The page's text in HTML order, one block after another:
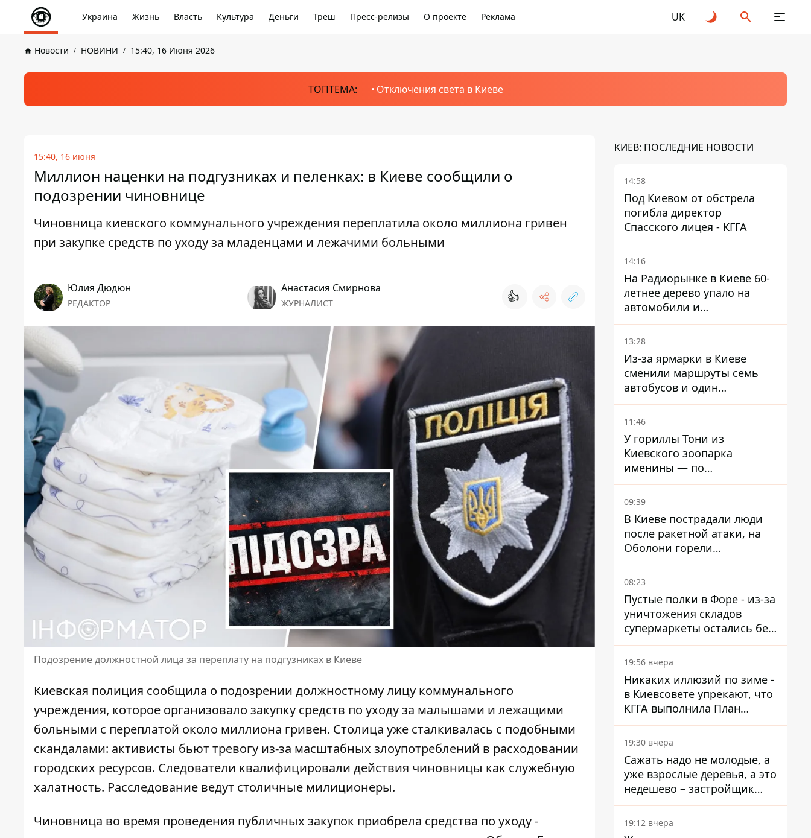
Украина Жизнь Власть Культура Деньги Треш Пресс-релизы О проекте Реклама UK
Новости НОВИНИ 15:40, 16 Июня 2026
ТОПТЕМА: Отключения света в Киеве
15:40, 16 июня
Миллион наценки на подгузниках и пеленках: в Киеве сообщили о
подозрении чиновнице
Чиновница киевского коммунального учреждения переплатила около миллиона гривен
при закупке средств по уходу за младенцами и лежачими больными
Юлия Дюдюн
РЕДАКТОР
Анастасия Смирнова
ЖУРНАЛИСТ 👍
Подозрение должностной лица за переплату на подгузниках в Киеве
Киевская полиция сообщила о подозрении должностному лицу коммунального
учреждения, которое организовало закупку средств по уходу за малышами и лежащими
больными с переплатой около миллиона гривен. Столица уже сталкивалась с подобными
скандалами: активисты бьют тревогу из-за масштабных злоупотреблений в расходовании
городских ресурсов. Следователи квалифицировали действия чиновницы как служебную
халатность. Расследование ведут столичные милиционеры.
Чиновница во время проведения публичных закупок приобрела средства по уходу -
КИЕВ: ПОСЛЕДНИЕ НОВОСТИ
14:58
Под Киевом от обстрела
погибла директор
Спасского лицея - КГГА
14:16
На Радиорынке в Киеве 60-
летнее дерево упало на
автомобили и
травмировало человека -
подробности
13:28
Из-за ярмарки в Киеве
сменили маршруты семь
автобусов и один
троллейбус
11:46
У гориллы Тони из
Киевского зоопарка
именины — по
человеческим меркам ему
уже больше 90 лет
09:39
В Киеве пострадали люди
после ракетной атаки, на
Оболони горели
резервуары с топливом
08:23
Пустые полки в Форе - из-за
уничтожения складов
супермаркеты остались без
ассортимента
19:56 вчера
Никаких иллюзий по зиме -
в Киевсовете упрекают, что
КГГА выполнила План
устойчивости на 20%
19:30 вчера
Сажать надо не молодые, а
уже взрослые деревья, а это
недешево – застройщик
Никонов
19:12 вчера